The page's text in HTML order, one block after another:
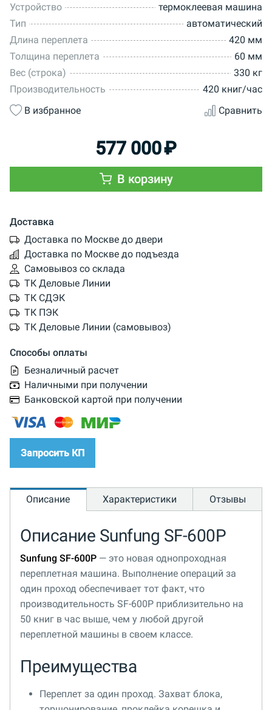
Устройство
термоклеевая машина
Тип
автоматический
Длина переплета
420 мм
Толщина переплета
60 мм
Вес (строка)
330 кг
Производительность
420 книг/час
В избранное
Сравнить
577 000₽
В корзину
Доставка
Доставка по Москве до двери
Доставка по Москве до подъезда
Самовывоз со склада
ТК Деловые Линии
ТК СДЭК
ТК ПЭК
ТК Деловые Линии (самовывоз)
Способы оплаты
Безналичный расчет
Наличными при получении
Банковской картой при получении
Запросить КП
Описание Характеристики Отзывы
Описание Sunfung SF-600P
Sunfung SF-600P — это новая однопроходная
переплетная машина. Выполнение операций за
один проход обеспечивает тот факт, что
производительность SF-600P приблизительно на
50 книг в час выше, чем у любой другой
переплетной машины в своем классе.
Преимущества
Переплет за один проход. Захват блока,